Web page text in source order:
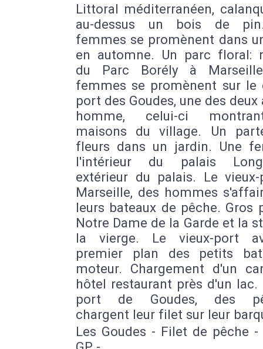
Littoral méditerranéen,
au-dessus un bois de
femmes se promènent dans
en automne. Un parc floral:
du Parc Borély à
femmes se promènent sur le
port des Goudes, une des deux
homme, celui-ci
maisons du village. Un
fleurs dans un jardin. Une
l'intérieur du palais
extérieur du palais. Le
Marseille, des hommes
leurs bateaux de pêche. Gros
Notre Dame de la Garde et la
la vierge. Le vieux-port
premier plan des petits
moteur. Chargement d'un
hôtel restaurant près d'un lac.
port de Goudes, des
chargent leur filet sur leur
Les Goudes - Filet de pêche -